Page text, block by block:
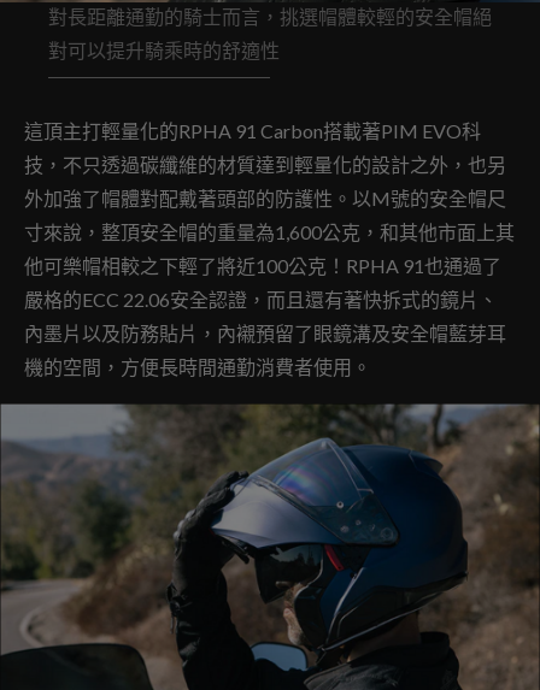
對長距離通勤的騎士而言，挑選帽體較輕的安全帽絕
對可以提升騎乘時的舒適性
這頂主打輕量化的RPHA 91 Carbon搭載著PIM EVO科
技，不只透過碳纖維的材質達到輕量化的設計之外，也另
外加強了帽體對配戴著頭部的防護性。以M號的安全帽尺
寸來說，整頂安全帽的重量為1,600公克，和其他市面上其
他可樂帽相較之下輕了將近100公克！RPHA 91也通過了
嚴格的ECC 22.06安全認證，而且還有著快拆式的鏡片、
內墨片以及防務貼片，內襯預留了眼鏡溝及安全帽藍芽耳
機的空間，方便長時間通勤消費者使用。